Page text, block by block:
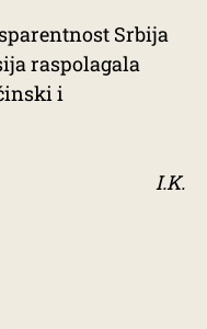
Srbija
raspolagala
i
I.K.